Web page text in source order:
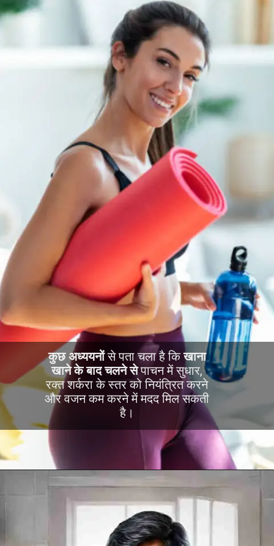
कुछ अध्ययनोंसे पता चला है किखाना
खाने के बाद चलने सेपाचन में सुधार,
रक्त शर्करा के स्तर को नियंत्रित करने
और वजन कम करने में मदद मिल सकती
है।